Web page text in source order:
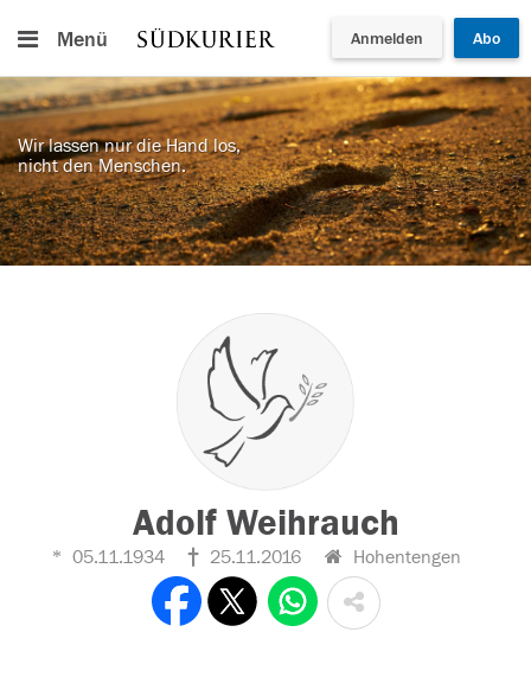
Menü Anmelden Abo
Wir lassen nur die Hand los,
nicht den Menschen.
Adolf Weihrauch
05.11.1934 25.11.2016 Hohentengen